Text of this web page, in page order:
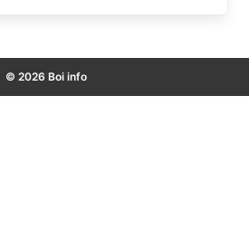
© 2026 Boi info